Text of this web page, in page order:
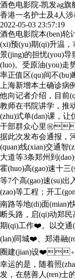
酒色电影院-凯发ag旗
香港一名护士及4人
2022-05-03 23:57:19
酒色电影院本(ben)轮
(xi)预(yu)期(qi)升温，
景(jing)的担忧(you)导
(luo)。受原油
率正值区(qu)间不(bu)断收
上海新增本土确诊病
他向记者介绍，目前
教师在书院讲学，推动
(zhu)式单(dan)课，
干部群众心里㊗️
据此次发布会通报，
(quan)线(xian)交通智
大道等3条郑州到
霍(huo)高(gao)速十三
等7个高(gao)速(su)
(zao)等工程；开工
南路等地(di)面(mian)
断头路，启(qi)动郑民
期(qi)工作❤️。以
(lan)同城❤️、郑港
圈建(jian)设❤️。
幸运的是，随着照
发，在慈善人(ren)士